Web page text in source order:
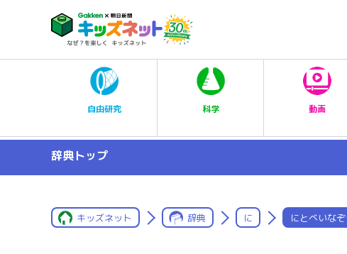
自由研究 科学 動画
辞典トップ
キッズネット 辞典 に にとべいな